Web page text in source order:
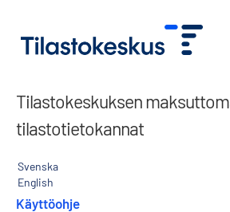
Tilastokeskuksen
tilastotietokannat
Svenska
English
Käyttöohje